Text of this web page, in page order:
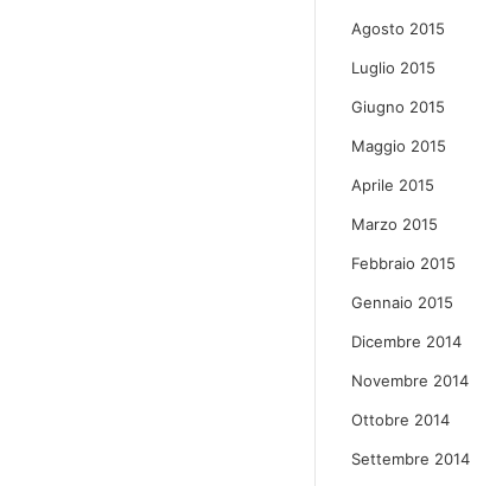
Agosto 2015
Luglio 2015
Giugno 2015
Maggio 2015
Aprile 2015
Marzo 2015
Febbraio 2015
Gennaio 2015
Dicembre 2014
Novembre 2014
Ottobre 2014
Settembre 2014